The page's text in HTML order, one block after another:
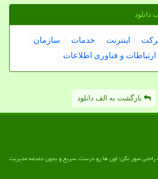
اینترنت خدمات
سازمان
ارتباطات و فناوری اطلاعات
بازگشت به الف دانلود
راحتی عبور نکن؛ اون ها رو درست، سریع و بدون دغدغه مدیریت